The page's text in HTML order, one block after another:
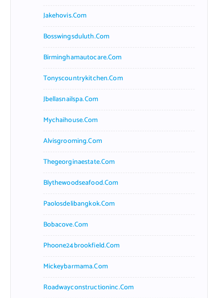
Jakehovis.com
Bosswingsduluth.com
Birminghamautocare.com
Tonyscountrykitchen.com
Jbellasnailspa.com
Mychaihouse.com
Alvisgrooming.com
Thegeorginaestate.com
Blythewoodseafood.com
Paolosdelibangkok.com
Bobacove.com
Phoone24brookfield.com
Mickeybarmama.com
Roadwayconstructioninc.com